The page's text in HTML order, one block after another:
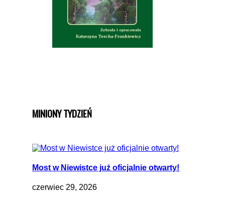
MINIONY TYDZIEŃ
Most w Niewistce już oficjalnie otwarty!
czerwiec 29, 2026